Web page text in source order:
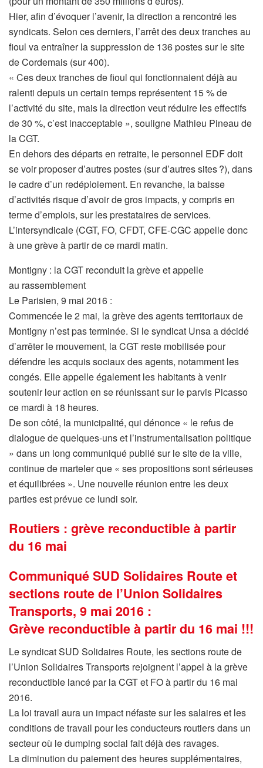
Hier, afin d’évoquer l’avenir, la direction a rencontré les
syndicats. Selon ces derniers, l’arrêt des deux tranches au
fioul va entraîner la suppression de 136 postes sur le site
de Cordemais (sur 400).
« Ces deux tranches de fioul qui fonctionnaient déjà au
ralenti depuis un certain temps représentent 15 % de
l’activité du site, mais la direction veut réduire les effectifs
de 30 %, c’est inacceptable », souligne Mathieu Pineau de
la CGT.
En dehors des départs en retraite, le personnel EDF doit
se voir proposer d’autres postes (sur d’autres sites ?), dans
le cadre d’un redéploiement. En revanche, la baisse
d’activités risque d’avoir de gros impacts, y compris en
terme d’emplois, sur les prestataires de services.
L’intersyndicale (CGT, FO, CFDT, CFE-CGC appelle donc
à une grève à partir de ce mardi matin.
Montigny : la CGT reconduit la grève et appelle
au rassemblement
Le Parisien, 9 mai 2016 :
Commencée le 2 mai, la grève des agents territoriaux de
Montigny n’est pas terminée. Si le syndicat Unsa a décidé
d’arrêter le mouvement, la CGT reste mobilisée pour
défendre les acquis sociaux des agents, notamment les
congés. Elle appelle également les habitants à venir
soutenir leur action en se réunissant sur le parvis Picasso
ce mardi à 18 heures.
De son côté, la municipalité, qui dénonce « le refus de
dialogue de quelques-uns et l’instrumentalisation politique
» dans un long communiqué publié sur le site de la ville,
continue de marteler que « ses propositions sont sérieuses
et équilibrées ». Une nouvelle réunion entre les deux
parties est prévue ce lundi soir.
Routiers : grève reconductible à partir
du 16 mai
Communiqué SUD Solidaires Route et
sections route de l’Union Solidaires
Transports, 9 mai 2016 :
Grève reconductible à partir du 16 mai !!!
Le syndicat SUD Solidaires Route, les sections route de
l’Union Solidaires Transports rejoignent l’appel à la grève
reconductible lancé par la CGT et FO à partir du 16 mai
2016.
La loi travail aura un impact néfaste sur les salaires et les
conditions de travail pour les conducteurs routiers dans un
secteur où le dumping social fait déjà des ravages.
La diminution du paiement des heures supplémentaires,